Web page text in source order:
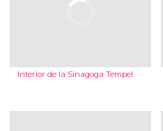
Interior de la Sinagoga Tempel